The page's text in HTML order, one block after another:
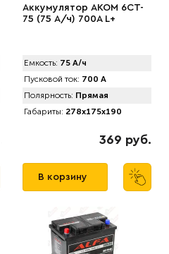
Аккумулятор AКОМ 6CT-
75 (75 А/ч) 700А L+
Емкость: 75 А/ч
Пусковой ток: 700 А
Полярность: Прямая
Габариты: 278x175x190
369 руб.
В корзину